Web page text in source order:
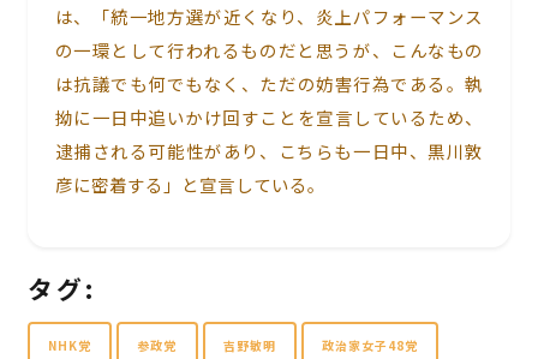
は、「統一地方選が近くなり、炎上パフォーマンス
の一環として行われるものだと思うが、こんなもの
は抗議でも何でもなく、ただの妨害行為である。執
拗に一日中追いかけ回すことを宣言しているため、
逮捕される可能性があり、こちらも一日中、黒川敦
彦に密着する」と宣言している。
タグ:
NHK党 参政党 吉野敏明 政治家女子48党